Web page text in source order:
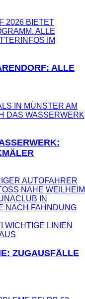
ALLE
AUTOFAHRER
NAHE WEILHEIM
IN
NACH FAHNDUNG
ZUGAUSFÄLLE